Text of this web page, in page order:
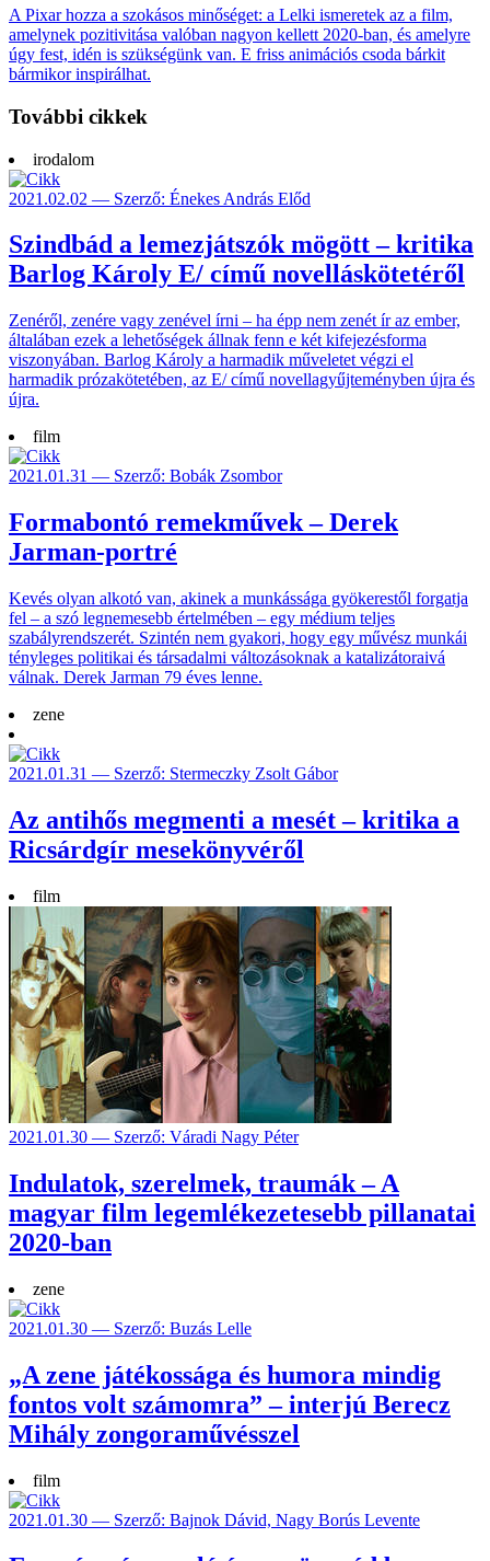
A Pixar hozza a szokásos minőséget: a Lelki ismeretek az a film,
amelynek pozitivitása valóban nagyon kellett 2020-ban, és amelyre
úgy fest, idén is szükségünk van. E friss animációs csoda bárkit
bármikor inspirálhat.
További cikkek
irodalom
2021.02.02 — Szerző: Énekes András Előd
Szindbád a lemezjátszók mögött – kritika
Barlog Károly E/ című novelláskötetéről
Zenéről, zenére vagy zenével írni – ha épp nem zenét ír az ember,
általában ezek a lehetőségek állnak fenn e két kifejezésforma
viszonyában. Barlog Károly a harmadik műveletet végzi el
harmadik prózakötetében, az E/ című novellagyűjteményben újra és
újra.
film
2021.01.31 — Szerző: Bobák Zsombor
Formabontó remekművek – Derek
Jarman-portré
Kevés olyan alkotó van, akinek a munkássága gyökerestől forgatja
fel – a szó legnemesebb értelmében – egy médium teljes
szabályrendszerét. Szintén nem gyakori, hogy egy művész munkái
tényleges politikai és társadalmi változásoknak a katalizátoraivá
válnak. Derek Jarman 79 éves lenne.
zene
2021.01.31 — Szerző: Stermeczky Zsolt Gábor
Az antihős megmenti a mesét – kritika a
Ricsárdgír mesekönyvéről
film
2021.01.30 — Szerző: Váradi Nagy Péter
Indulatok, szerelmek, traumák – A
magyar film legemlékezetesebb pillanatai
2020-ban
zene
2021.01.30 — Szerző: Buzás Lelle
„A zene játékossága és humora mindig
fontos volt számomra” – interjú Berecz
Mihály zongoraművésszel
film
2021.01.30 — Szerző: Bajnok Dávid, Nagy Borús Levente